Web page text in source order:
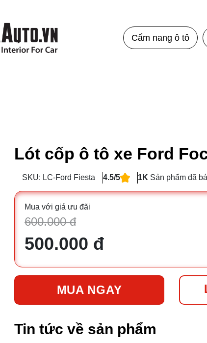
Cẩm nang ô tô
Lót cốp ô tô xe Ford
SKU: LC-Ford Fiesta 4.5/5 1K Sản phẩm đã
Mua với giá ưu đãi
600.000 đ
500.000 đ
MUA NGAY
Tin tức về sản phẩm